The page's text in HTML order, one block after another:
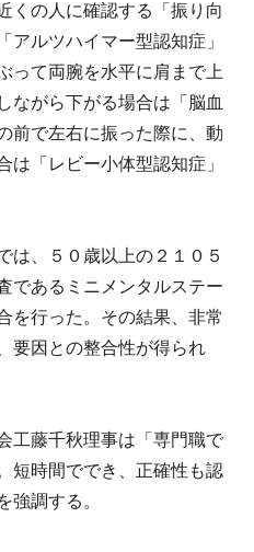
くの人に確認する「振り向
アルツハイマー型認知症」
って両腕を水平に肩まで上
ながら下がる場合は「脳血
前で左右に振った際に、動
は「レビー小体型認知症」
、５０歳以上の２１０５
であるミニメンタルステー
を行った。その結果、非常
要因との整合性が得られ
工藤千秋理事は「専門職で
短時間ででき、正確性も認
強調する。